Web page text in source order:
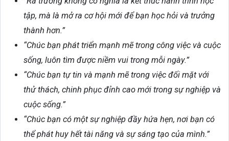
tập, mà là mở ra cơ hội mới để bạn học hỏi và trưởng
thành hơn.”
“Chúc bạn phát triển mạnh mẽ trong công việc và cuộc
sống, luôn tìm được niềm vui trong mỗi ngày.”
“Chúc bạn tự tin và mạnh mẽ trong việc đối mặt với
thử thách, chinh phục đỉnh cao mới trong sự nghiệp và
cuộc sống.”
“Chúc bạn có một sự nghiệp đầy hứa hẹn, nơi bạn có
thể phát huy hết tài năng và sự sáng tạo của mình.”